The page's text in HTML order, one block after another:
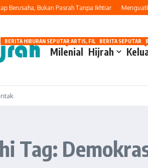
Berusaha, Bukan Pasrah Tanpa Ikhtiar
Milenial
BERITA HIBURAN SEPUTAR ARTIS, FILM, DAN GOSIP
Hijrah
BERITA SEPUTAR
Tag: